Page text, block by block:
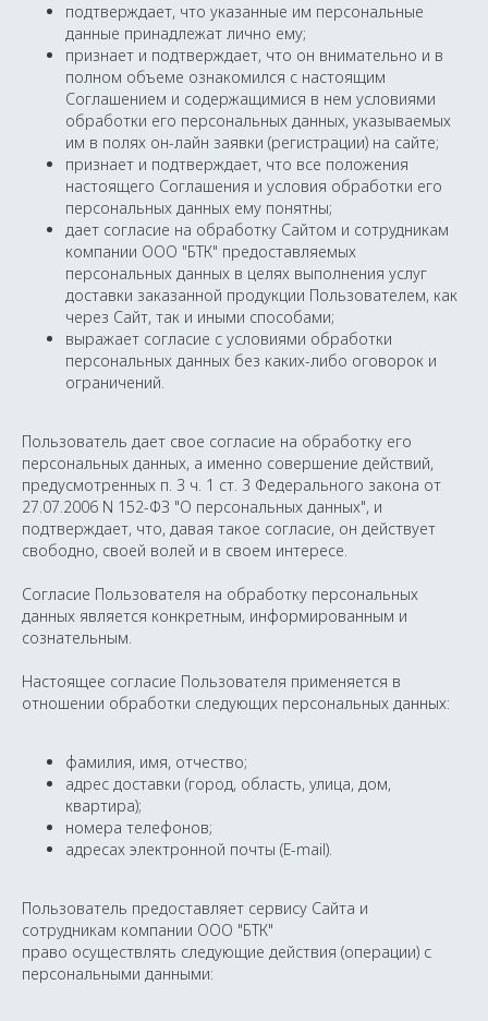
подтверждает, что указанные им персональные
данные принадлежат лично ему;
признает и подтверждает, что он внимательно и в
полном объеме ознакомился с настоящим
Соглашением и содержащимися в нем условиями
обработки его персональных данных, указываемых
им в полях он-лайн заявки (регистрации) на сайте;
признает и подтверждает, что все положения
настоящего Соглашения и условия обработки его
персональных данных ему понятны;
дает согласие на обработку Сайтом и сотрудникам
компании ООО "БТК" предоставляемых
персональных данных в целях выполнения услуг
доставки заказанной продукции Пользователем, как
через Сайт, так и иными способами;
выражает согласие с условиями обработки
персональных данных без каких-либо оговорок и
ограничений.
Пользователь дает свое согласие на обработку его
персональных данных, а именно совершение действий,
предусмотренных п. 3 ч. 1 ст. 3 Федерального закона от
27.07.2006 N 152-ФЗ "О персональных данных", и
подтверждает, что, давая такое согласие, он действует
свободно, своей волей и в своем интересе.
Согласие Пользователя на обработку персональных
данных является конкретным, информированным и
сознательным.
Настоящее согласие Пользователя применяется в
отношении обработки следующих персональных данных:
фамилия, имя, отчество;
адрес доставки (город, область, улица, дом,
квартира);
номера телефонов;
адресах электронной почты (E-mail).
Пользователь предоставляет сервису Сайта и
сотрудникам компании ООО "БТК"
право осуществлять следующие действия (операции) с
персональными данными: